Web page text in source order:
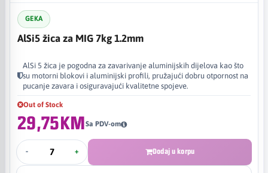
GEKA
AlSi5 žica za MIG 7kg 1.2mm
AlSi 5 žica je pogodna za zavarivanje aluminijskih dijelova kao što
su motorni blokovi i aluminijski profili, pružajući dobru otpornost na
pucanje zavara i osiguravajući kvalitetne spojeve.
Out of Stock
29,75KMSa PDV-om
- + Dodaj u korpu